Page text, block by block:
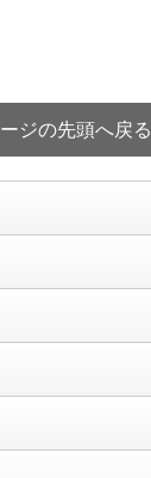
ジの先頭へ戻る